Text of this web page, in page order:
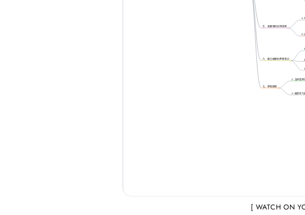
1.
2.
五、提醒者的自我觉察
六、建立健康的界限意识
1. 玉婷老师
2. 推荐学习
七、课程推荐
WATCH ON